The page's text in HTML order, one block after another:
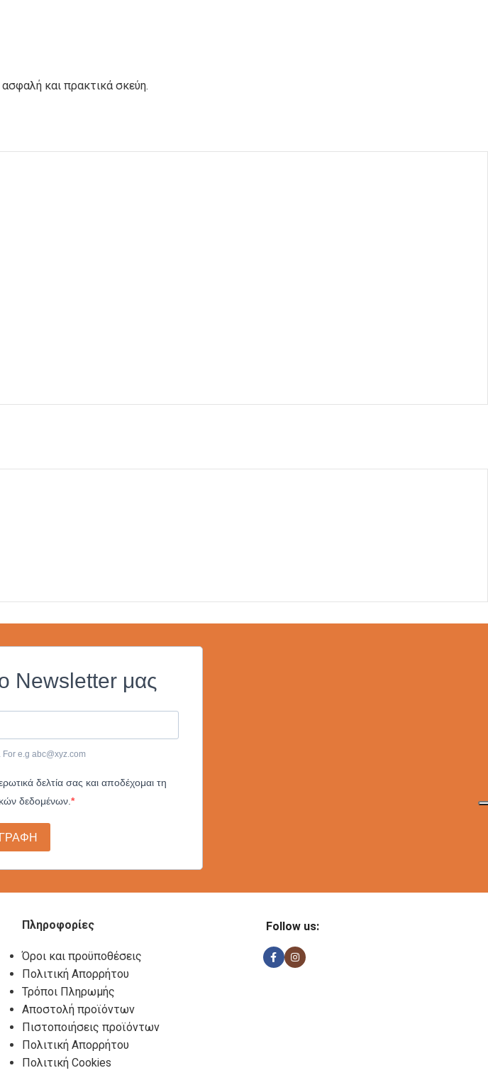
ΑΛΟΥΜΙΝΙΟΥ
ασφαλή και πρακτικά σκεύη.
Newsletter μας
e.g abc@xyz.com
δελτία σας και αποδέχομαι τη
δεδομένων.
Πληροφορίες
Όροι και προϋποθέσεις
Πολιτική Απορρήτου
Τρόποι Πληρωμής
Αποστολή προϊόντων
Πιστοποιήσεις προϊόντων
Πολιτική Απορρήτου
Πολιτική Cookies
Follow us: